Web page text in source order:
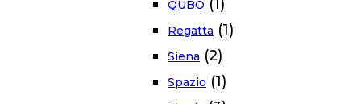
QUBO (1)
Regatta (1)
Siena (2)
Spazio (1)